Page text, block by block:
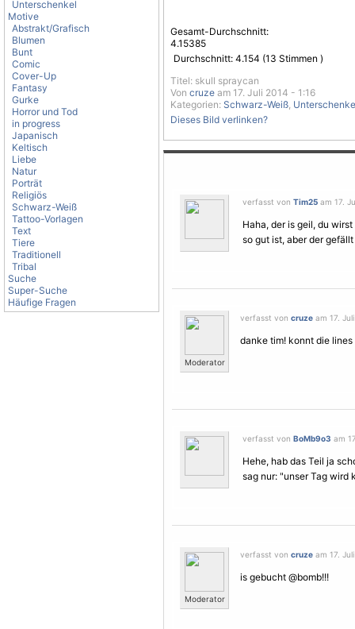
Unterschenkel
Motive
Abstrakt/Grafisch
Blumen
Bunt
Comic
Cover-Up
Fantasy
Gurke
Horror und Tod
in progress
Japanisch
Keltisch
Liebe
Natur
Porträt
Religiös
Schwarz-Weiß
Tattoo-Vorlagen
Text
Tiere
Traditionell
Tribal
Suche
Super-Suche
Häufige Fragen
Gesamt-Durchschnitt:
4.15385
Durchschnitt: 4.154 (13 Stimmen )
Titel: skull spraycan
Von cruze am 17. Juli 2014 - 1:16
Kategorien: Schwarz-Weiß,
Dieses Bild verlinken?
verfasst von Tim25 am 17.
Haha, der is geil, du
so gut ist, aber der
Moderator
verfasst von cruze am 17.
danke tim! konnt die
verfasst von BoMb9o3 am
Hehe, hab das Teil ja
sag nur: "unser Tag wird
Moderator
verfasst von cruze am 17.
is gebucht @bomb!!!